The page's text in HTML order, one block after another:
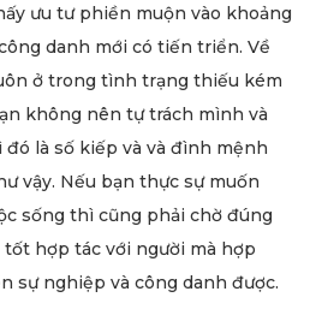
ưu tư phiền muộn vào khoảng
danh mới có tiến triển. Về
ở trong tình trạng thiếu kém
không nên tự trách mình và
là số kiếp và và đình mệnh
vậy. Nếu bạn thực sự muốn
sống thì cũng phải chờ đúng
hợp tác với người mà hợp
sự nghiệp và công danh được.